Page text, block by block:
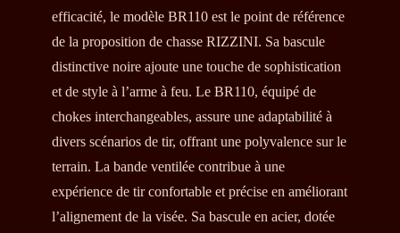
efficacité, le modèle BR110 est le point de référence
de la proposition de chasse RIZZINI. Sa bascule
distinctive noire ajoute une touche de sophistication
et de style à l’arme à feu. Le BR110, équipé de
chokes interchangeables, assure une adaptabilité à
divers scénarios de tir, offrant une polyvalence sur le
terrain. La bande ventilée contribue à une
expérience de tir confortable et précise en améliorant
l’alignement de la visée. Sa bascule en acier, dotée